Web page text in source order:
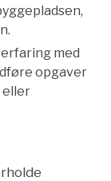
erfaring med
opgaver
eller